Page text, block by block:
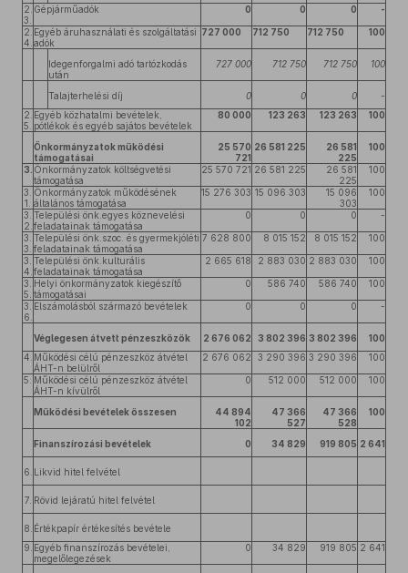
2.
3.
Gépjárműadók 0 0 0 -
2.
4.
Egyéb áruhasználati és szolgáltatási
adók
727 000 712 750 712 750 100
Idegenforgalmi adó tartózkodás
után
727 000 712 750 712 750 100
Talajterhelési díj 0 0 0
-
2.
5.
Egyéb közhatalmi bevételek,
pótlékok és egyéb sajátos bevételek
80 000 123 263 123 263 100
Önkormányzatok működési
támogatásai
25 570
721
26 581 225
26 581
225
100
3. Önkormányzatok költségvetési
támogatása
25 570 721 26 581 225
26 581
225
100
3.
1.
Önkormányzatok működésének
általános támogatása
15 276 303 15 096 303
15 096
303
100
3.
2.
Települési önk.egyes köznevelési
feladatainak támogatása
0 0 0 -
3.
3.
Települési önk.szoc. és gyermekjóléti
feladatainak támogatása
7 628 800 8 015 152 8 015 152 100
3.
4.
Települési önk.kulturális
feladatainak támogatása
2 665 618 2 883 030 2 883 030 100
3.
5.
Helyi önkormányzatok kiegészítő
támogatásai
0 586 740 586 740 100
3.
6.
Elszámolásból származó bevételek 0 0 0 -
Véglegesen átvett pénzeszközök 2 676 062 3 802 396 3 802 396
100
4. Működési célú pénzeszköz átvétel
ÁHT-n belülről
2 676 062 3 290 396 3 290 396 100
5. Működési célú pénzeszköz átvétel
ÁHT-n kívülről
0 512 000 512 000 100
Működési bevételek összesen
44 894
102
47 366
527
47 366
528
100
Finanszírozási bevételek 0 34 829 919 805 2 641
6. Likvid hitel felvétel
7. Rövid lejáratú hitel felvétel
8. Értékpapír értékesítés bevétele
9. Egyéb finanszírozás bevételei,
megelőlegezések
0 34 829 919 805 2 641